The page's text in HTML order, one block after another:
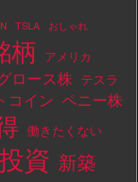
TSLA おしゃれ
柄 アメリカ
ロース株 テスラ
コイン ペニー株
働きたくない
資 新築